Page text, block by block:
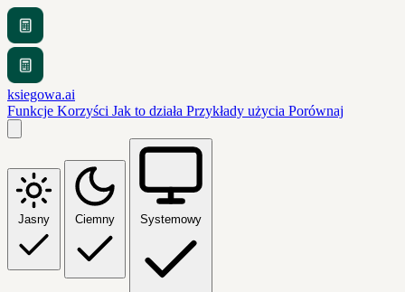
ksiegowa.ai
Funkcje Korzyści Jak to działa Przykłady użycia Porównaj
Jasny Ciemny Systemowy